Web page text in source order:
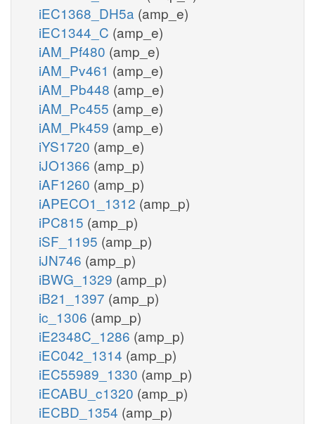
iEC1368_DH5a (amp_e)
iEC1344_C (amp_e)
iAM_Pf480 (amp_e)
iAM_Pv461 (amp_e)
iAM_Pb448 (amp_e)
iAM_Pc455 (amp_e)
iAM_Pk459 (amp_e)
iYS1720 (amp_e)
iJO1366 (amp_p)
iAF1260 (amp_p)
iAPECO1_1312 (amp_p)
iPC815 (amp_p)
iSF_1195 (amp_p)
iJN746 (amp_p)
iBWG_1329 (amp_p)
iB21_1397 (amp_p)
ic_1306 (amp_p)
iE2348C_1286 (amp_p)
iEC042_1314 (amp_p)
iEC55989_1330 (amp_p)
iECABU_c1320 (amp_p)
iECBD_1354 (amp_p)